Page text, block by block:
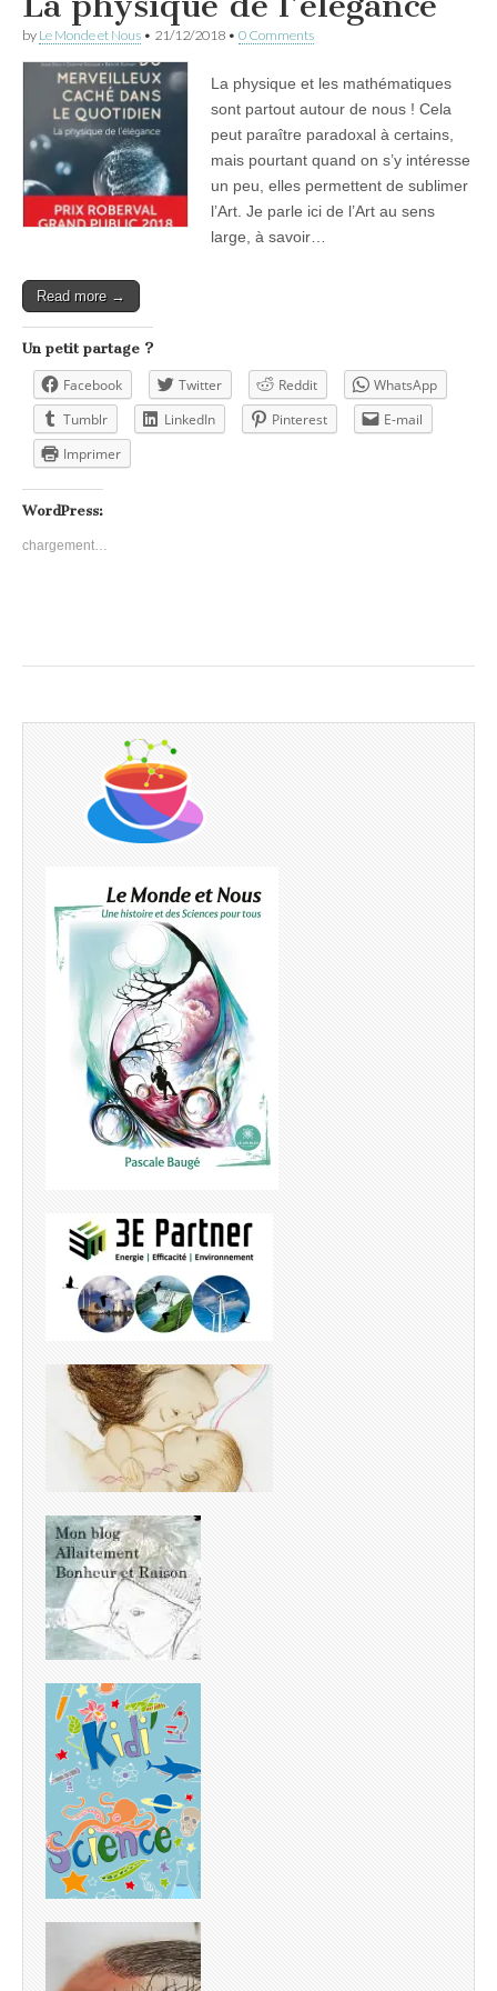
by Le Monde et Nous • 21/12/2018 • 0 Comments
La physique et les mathématiques
sont partout autour de nous ! Cela
peut paraître paradoxal à certains,
mais pourtant quand on s’y intéresse
un peu, elles permettent de sublimer
l’Art. Je parle ici de l’Art au sens
large, à savoir…
Read more →
Un petit partage ?
Facebook Twitter Reddit
WhatsApp
Tumblr
LinkedIn Pinterest
E-mail
Imprimer
WordPress:
chargement…